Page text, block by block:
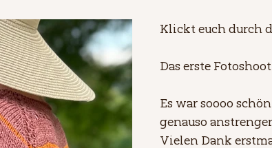
Klickt euch durch
Das erste
Es war soooo
genauso
Vielen Dank